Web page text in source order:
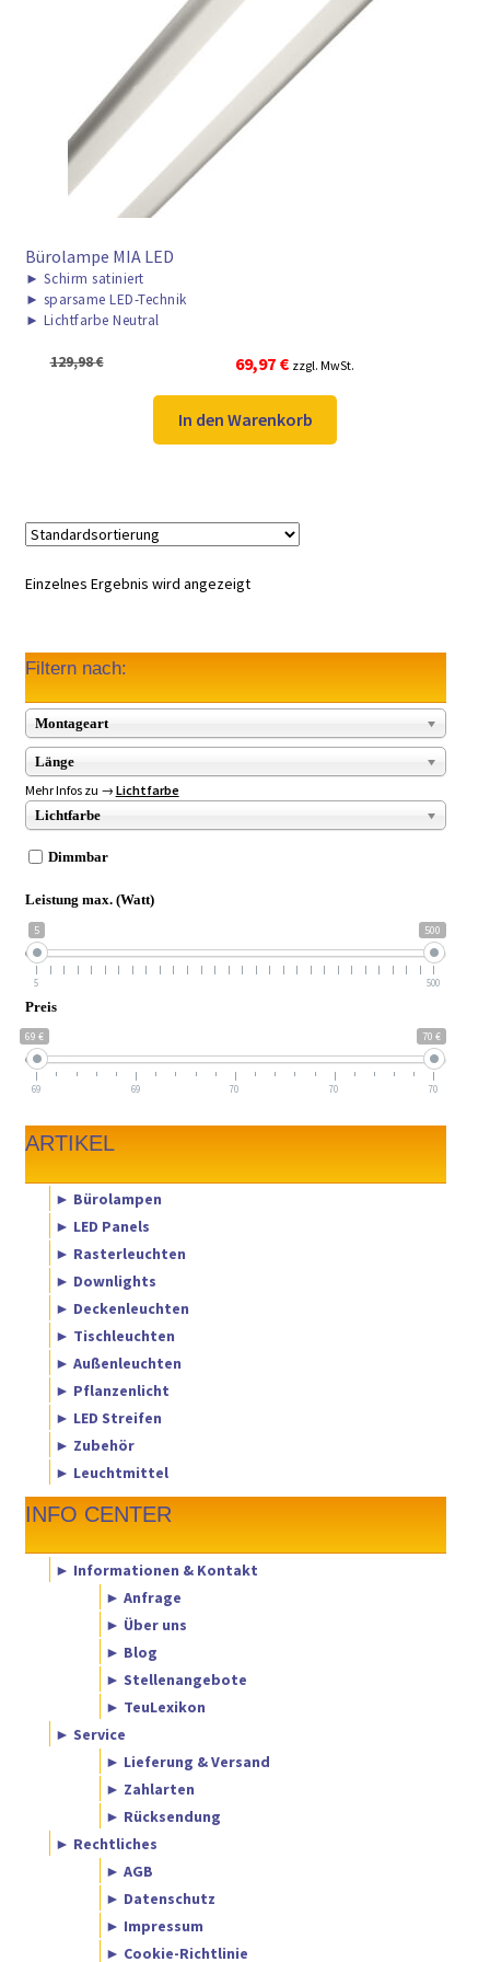
► VERSANDARTEN
Bürolampe MIA LED
► Schirm satiniert
► sparsame LED-Technik
► Lichtfarbe Neutral
129,98€
Ursprünglicher
Preis
war:
129,98 €
69,97 €Aktueller
Preis
ist:
69,97 €.
zzgl. MwSt.
In den Warenkorb
Einzelnes Ergebnis wird angezeigt
Filtern nach:
Montageart
Länge
Mehr Infos zu → Lichtfarbe
Lichtfarbe
Dimmbar
Leistung max. (Watt)
5 500
5 500
Preis
69 € 70 €
69 69 70 70 70
ARTIKEL
► Bürolampen
► LED Panels
► Rasterleuchten
► Downlights
► Deckenleuchten
► Tischleuchten
► Außenleuchten
► Pflanzenlicht
► LED Streifen
► Zubehör
► Leuchtmittel
INFO CENTER
► Informationen & Kontakt
► Anfrage
► Über uns
► Blog
► Stellenangebote
► TeuLexikon
► Service
► Lieferung & Versand
► Zahlarten
► Rücksendung
► Rechtliches
► AGB
► Datenschutz
► Impressum
► Cookie-Richtlinie